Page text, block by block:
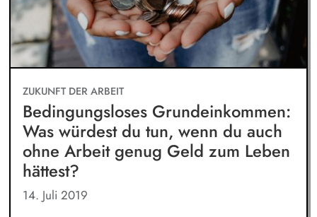
ZUKUNFT DER ARBEIT
Bedingungsloses Grundeinkommen:
Was würdest du tun, wenn du auch
ohne Arbeit genug Geld zum Leben
hättest?
14. Juli 2019